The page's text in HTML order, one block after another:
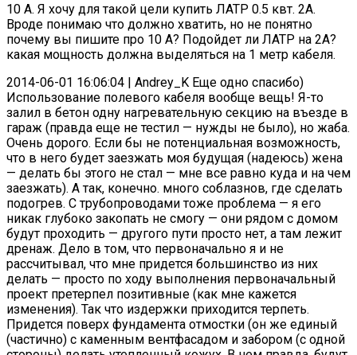
10 А. Я хочу для такой цели купить ЛАТР 0.5 квт. 2А.
Вроде понимаю что должно хватить, но не понятно
почему вы пишите про 10 А? Подойдет ли ЛАТР на 2А?
какая мощность должна выделяться на 1 метр кабеля.
2014-06-01 16:06:04 | Andrey_K Еще одно спасибо)
Использование полевого кабеля вообще вещь! Я-то
залил в бетон одну нагревательную секцию на въезде в
гараж (правда еще не тестил — нужды не было), но жаба.
Очень дорого. Если бы не потенциальная возможность,
что в него будет заезжать моя будущая (надеюсь) жена
— делать бы этого не стал — мне все равно куда и на чем
заезжать). А так, конечно. много соблазнов, где сделать
подогрев. С трубопроводами тоже проблема — я его
никак глубоко закопать не смогу — они рядом с домом
будут проходить — другого пути просто нет, а там лежит
дренаж. Дело в том, что первоначально я и не
рассчитывал, что мне придется большинство из них
делать — просто по ходу выполнения первоначальный
проект претерпел позитивные (как мне кажется
изменения). Так что издержки приходится терпеть.
Придется поверх фундамента отмостки (он же единый
(частично) с каменным вентфасадом и забором (с одной